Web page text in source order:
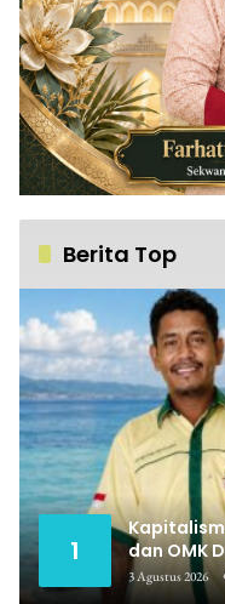
Berita Top
1
dan OMK
Pungli
3 Agustus 2026